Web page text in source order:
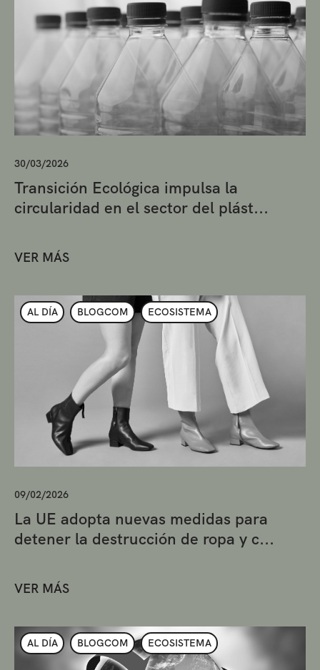
30/03/2026
Transición Ecológica impulsa la
circularidad en el sector del plást...
VER MÁS
AL DÍA BLOGCOM ECOSISTEMA
09/02/2026
La UE adopta nuevas medidas para
detener la destrucción de ropa y c...
VER MÁS
AL DÍA BLOGCOM ECOSISTEMA